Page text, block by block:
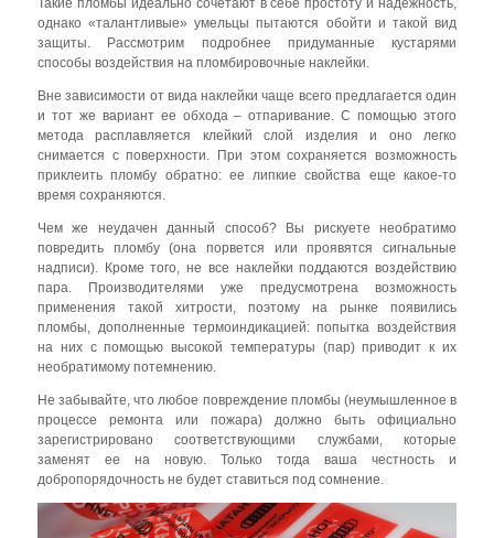
Такие пломбы идеально сочетают в себе простоту и надежность,
однако «талантливые» умельцы пытаются обойти и такой вид
защиты. Рассмотрим подробнее придуманные кустарями
способы воздействия на пломбировочные наклейки.
Вне зависимости от вида наклейки чаще всего предлагается один
и тот же вариант ее обхода – отпаривание. С помощью этого
метода расплавляется клейкий слой изделия и оно легко
снимается с поверхности. При этом сохраняется возможность
приклеить пломбу обратно: ее липкие свойства еще какое-то
время сохраняются.
Чем же неудачен данный способ? Вы рискуете необратимо
повредить пломбу (она порвется или проявятся сигнальные
надписи). Кроме того, не все наклейки поддаются воздействию
пара. Производителями уже предусмотрена возможность
применения такой хитрости, поэтому на рынке появились
пломбы, дополненные термоиндикацией: попытка воздействия
на них с помощью высокой температуры (пар) приводит к их
необратимому потемнению.
Не забывайте, что любое повреждение пломбы (неумышленное в
процессе ремонта или пожара) должно быть официально
зарегистрировано соответствующими службами, которые
заменят ее на новую. Только тогда ваша честность и
добропорядочность не будет ставиться под сомнение.